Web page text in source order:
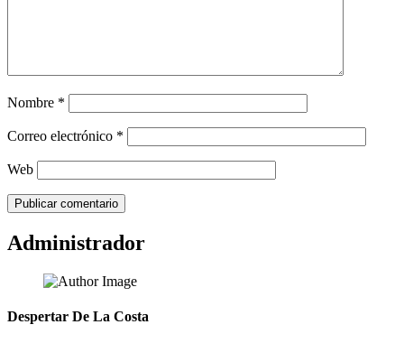
Nombre *
Correo electrónico *
Web
Administrador
Despertar De La Costa